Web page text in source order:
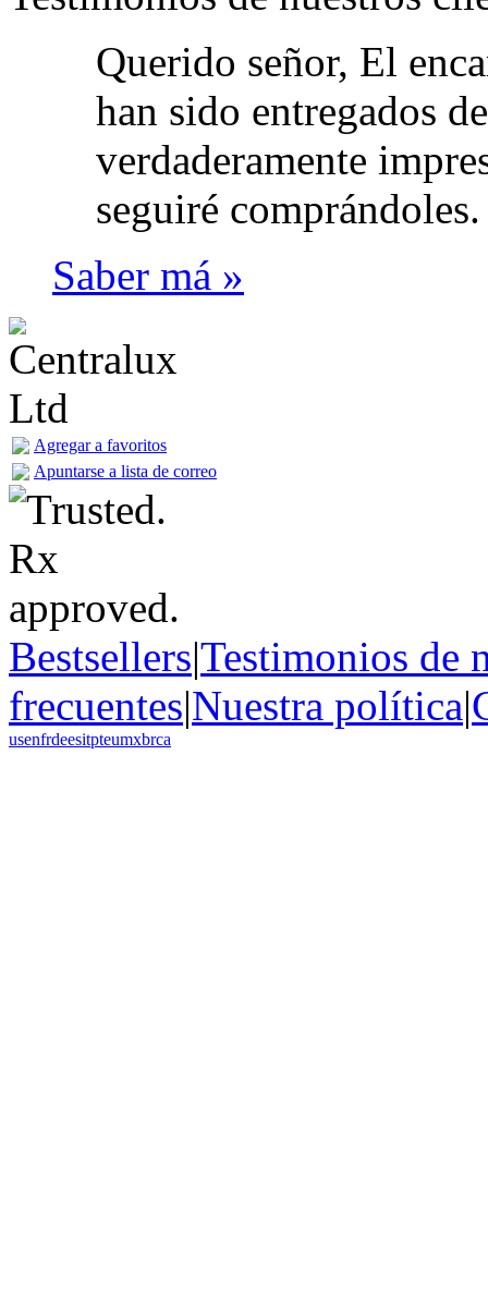
Querido señor, El
han sido entregados
verdaderamente
seguiré
Saber má »
Agregar a favoritos
Apuntarse a lista de correo
Bestsellers|Testimonios de
frecuentes|Nuestra política|
usenfrdeesitpteumxbrca